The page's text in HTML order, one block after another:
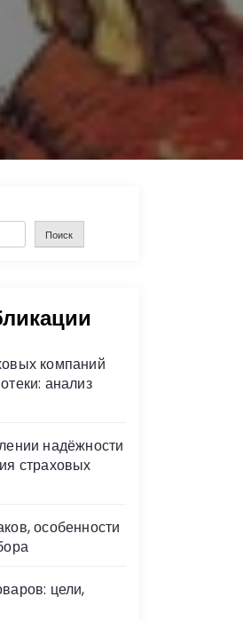
Поиск
компаний
анализ
надёжности
страховых
особенности
цели,
l